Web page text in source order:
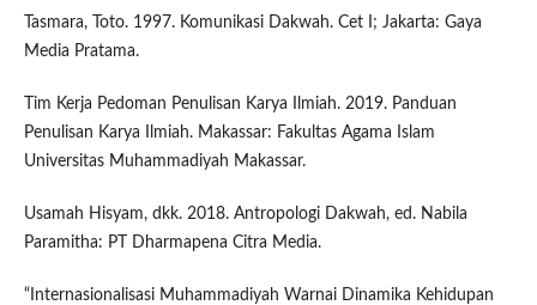
Tasmara, Toto. 1997. Komunikasi Dakwah. Cet I; Jakarta: Gaya
Media Pratama.
Tim Kerja Pedoman Penulisan Karya Ilmiah. 2019. Panduan
Penulisan Karya Ilmiah. Makassar: Fakultas Agama Islam
Universitas Muhammadiyah Makassar.
Usamah Hisyam, dkk. 2018. Antropologi Dakwah, ed. Nabila
Paramitha: PT Dharmapena Citra Media.
“Internasionalisasi Muhammadiyah Warnai Dinamika Kehidupan